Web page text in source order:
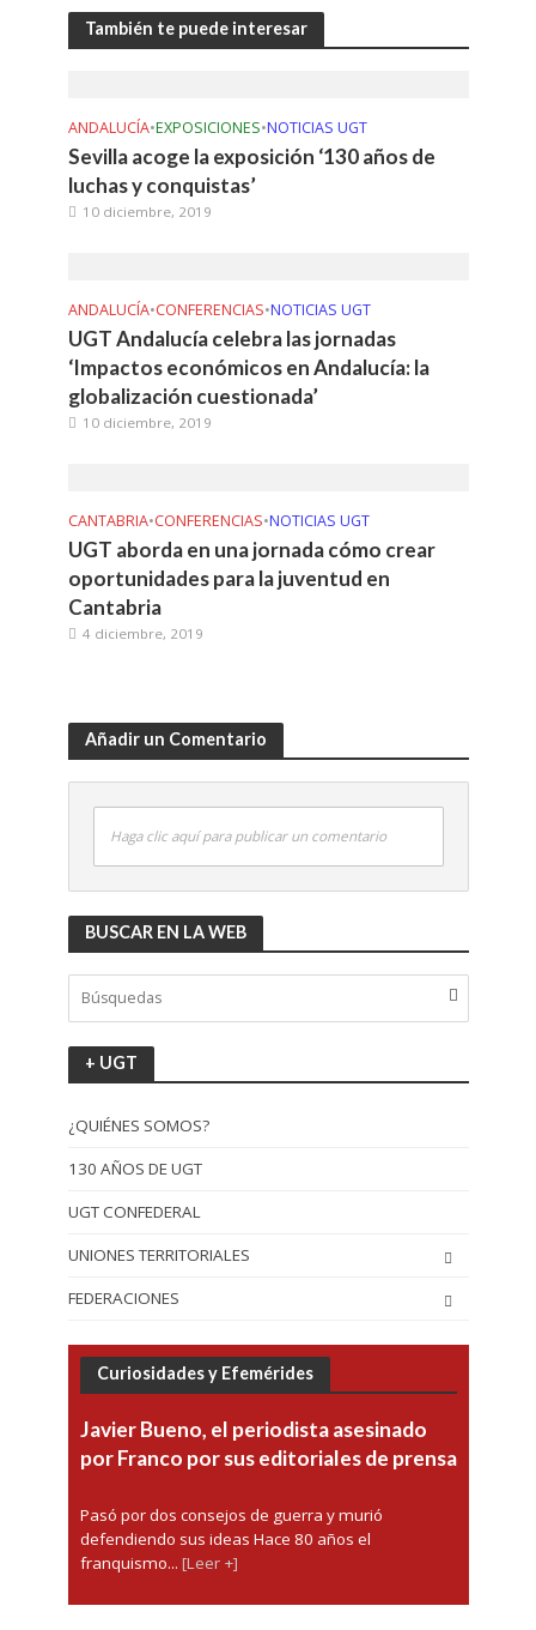
También te puede interesar
ANDALUCÍA•EXPOSICIONES•NOTICIAS UGT
Sevilla acoge la exposición ‘130 años de
luchas y conquistas’
10 diciembre, 2019
ANDALUCÍA•CONFERENCIAS•NOTICIAS UGT
UGT Andalucía celebra las jornadas
‘Impactos económicos en Andalucía: la
globalización cuestionada’
10 diciembre, 2019
CANTABRIA•CONFERENCIAS•NOTICIAS UGT
UGT aborda en una jornada cómo crear
oportunidades para la juventud en
Cantabria
4 diciembre, 2019
Añadir un Comentario
Haga clic aquí para publicar un comentario
BUSCAR EN LA WEB
+ UGT
¿QUIÉNES SOMOS?
130 AÑOS DE UGT
UGT CONFEDERAL
UNIONES TERRITORIALES
FEDERACIONES
Curiosidades y Efemérides
Javier Bueno, el periodista asesinado
por Franco por sus editoriales de prensa
Pasó por dos consejos de guerra y murió
defendiendo sus ideas Hace 80 años el
franquismo... [Leer +]